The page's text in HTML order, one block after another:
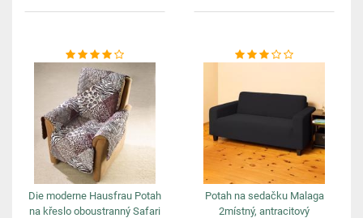
Die moderne Hausfrau Potah
na křeslo oboustranný Safari
Potah na sedačku Malaga
2místný, antracitový